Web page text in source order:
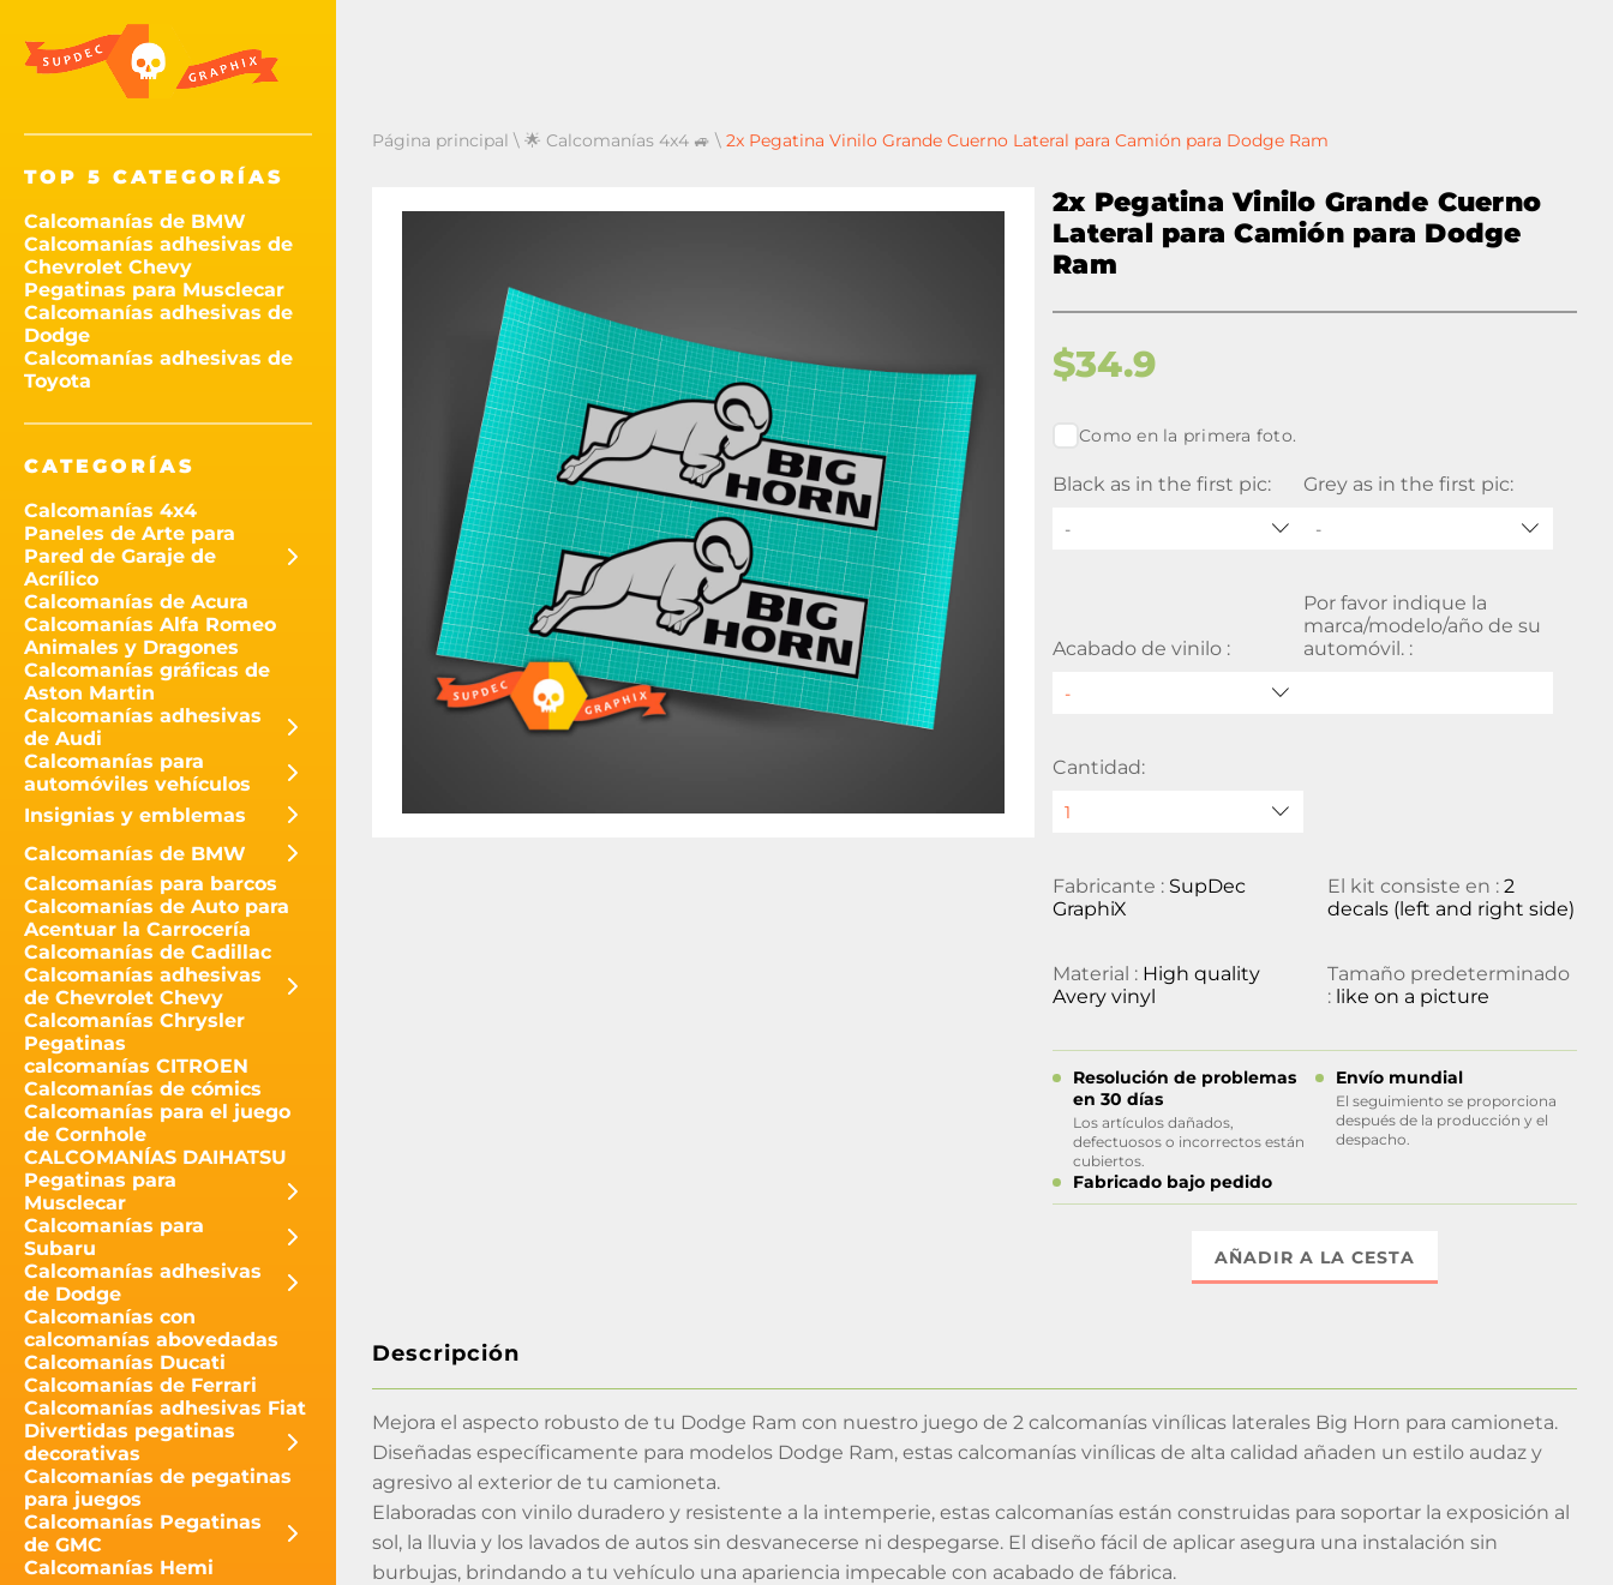
TOP 5 CATEGORÍAS
Calcomanías de BMW
Calcomanías adhesivas de
Chevrolet Chevy
Pegatinas para Musclecar
Calcomanías adhesivas de
Dodge
Calcomanías adhesivas de
Toyota
CATEGORÍAS
Calcomanías 4x4
Paneles de Arte para
Pared de Garaje de
Acrílico
Calcomanías de Acura
Calcomanías Alfa Romeo
Animales y Dragones
Calcomanías gráficas de
Aston Martin
Calcomanías adhesivas
de Audi
Calcomanías para
automóviles vehículos
Insignias y emblemas
Calcomanías de BMW
Calcomanías para barcos
Calcomanías de Auto para
Acentuar la Carrocería
Calcomanías de Cadillac
Calcomanías adhesivas
de Chevrolet Chevy
Calcomanías Chrysler
Pegatinas
calcomanías CITROEN
Calcomanías de cómics
Calcomanías para el juego
de Cornhole
CALCOMANÍAS DAIHATSU
Pegatinas para
Musclecar
Calcomanías para
Subaru
Calcomanías adhesivas
de Dodge
Calcomanías con
calcomanías abovedadas
Calcomanías Ducati
Calcomanías de Ferrari
Calcomanías adhesivas Fiat
Divertidas pegatinas
decorativas
Calcomanías de pegatinas
para juegos
Calcomanías Pegatinas
de GMC
Calcomanías Hemi
Página principal \ 🌟 Calcomanías 4x4 🚙 \ 2x Pegatina Vinilo Grande Cuerno Lateral para Camión para Dodge Ram
2x Pegatina Vinilo Grande Cuerno
Lateral para Camión para Dodge
Ram
$34.9
Como en la primera foto.
Black as in the first pic:
-
Grey as in the first pic:
-
Acabado de vinilo :
Por favor indique la
marca/modelo/año de su
automóvil. :
Cantidad:
Fabricante : SupDec
GraphiX
El kit consiste en : 2
decals (left and right side)
Material : High quality
Avery vinyl
Tamaño predeterminado
: like on a picture
Resolución de problemas
en 30 días
Los artículos dañados,
defectuosos o incorrectos están
cubiertos.
Envío mundial
El seguimiento se proporciona
después de la producción y el
despacho.
Fabricado bajo pedido
AÑADIR A LA CESTA
Descripción
Mejora el aspecto robusto de tu Dodge Ram con nuestro juego de 2 calcomanías vinílicas laterales Big Horn para camioneta.
Diseñadas específicamente para modelos Dodge Ram, estas calcomanías vinílicas de alta calidad añaden un estilo audaz y
agresivo al exterior de tu camioneta.
Elaboradas con vinilo duradero y resistente a la intemperie, estas calcomanías están construidas para soportar la exposición al
sol, la lluvia y los lavados de autos sin desvanecerse ni despegarse. El diseño fácil de aplicar asegura una instalación sin
burbujas, brindando a tu vehículo una apariencia impecable con acabado de fábrica.